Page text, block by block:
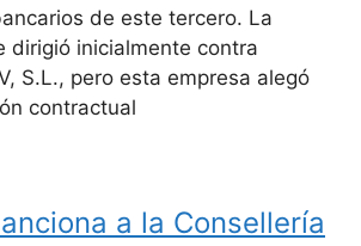
de este tercero. La
dirigió inicialmente contra
S.L., pero esta empresa alegó
contractual
a la Consellería